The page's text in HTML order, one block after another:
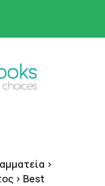
>
> Best